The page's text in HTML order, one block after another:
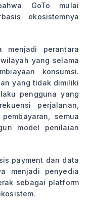
GoTo mulai
ekosistemnya
menjadi perantara
yang selama
konsumsi.
yang tidak dimiliki
pengguna yang
perjalanan,
semua
model penilaian
payment dan data
menjadi penyedia
sebagai platform